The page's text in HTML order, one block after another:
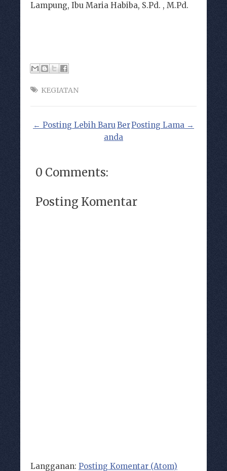
Lampung, Ibu Maria Habiba, S.Pd. , M.Pd.
KEGIATAN
← Posting Lebih Baru Posting Lama →
Ber
anda
0 Comments:
Posting Komentar
Langganan: Posting Komentar (Atom)